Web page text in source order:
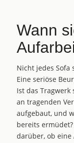
Wann
Nicht jedes
Eine seriöse
Ist das Tragwerk
an tragenden
aufgebaut, und
bereits
darüber, ob